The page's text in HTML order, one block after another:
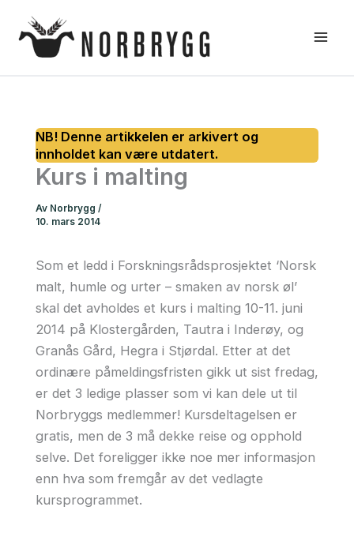
rett
Kurs i malting
Av Norbrygg /
10. mars 2014
Som et ledd i Forskningsrådsprosjektet ‘Norsk
malt, humle og urter – smaken av norsk øl’
skal det avholdes et kurs i malting 10-11. juni
2014 på Klostergården, Tautra i Inderøy, og
Granås Gård, Hegra i Stjørdal. Etter at det
ordinære påmeldingsfristen gikk ut sist fredag,
er det 3 ledige plasser som vi kan dele ut til
Norbryggs medlemmer! Kursdeltagelsen er
gratis, men de 3 må dekke reise og opphold
selve. Det foreligger ikke noe mer informasjon
enn hva som fremgår av det vedlagte
kursprogrammet.